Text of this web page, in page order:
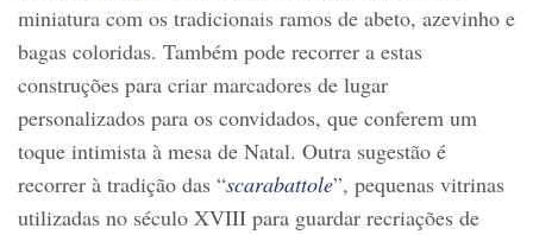
miniatura com os tradicionais ramos de abeto, azevinho e
bagas coloridas. Também pode recorrer a estas
construções para criar marcadores de lugar
personalizados para os convidados, que conferem um
toque intimista à mesa de Natal. Outra sugestão é
recorrer à tradição das “scarabattole”, pequenas vitrinas
utilizadas no século XVIII para guardar recriações de